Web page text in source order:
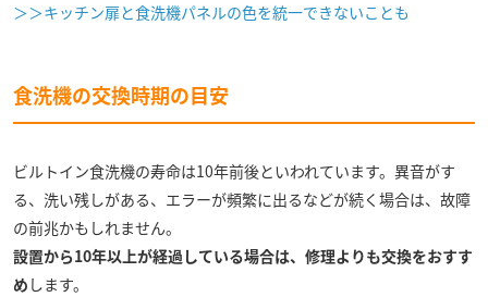
＞＞キッチン扉と食洗機パネルの色を統一できないことも
食洗機の交換時期の目安
ビルトイン食洗機の寿命は10年前後といわれています。異音がす
る、洗い残しがある、エラーが頻繁に出るなどが続く場合は、故障
の前兆かもしれません。
設置から10年以上が経過している場合は、修理よりも交換をおすす
め します。